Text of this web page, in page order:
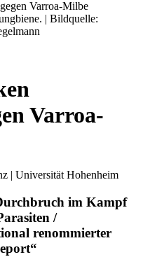
| Bildquelle:
Varroa-
| Universität Hohenheim
im Kampf
/
renommierter